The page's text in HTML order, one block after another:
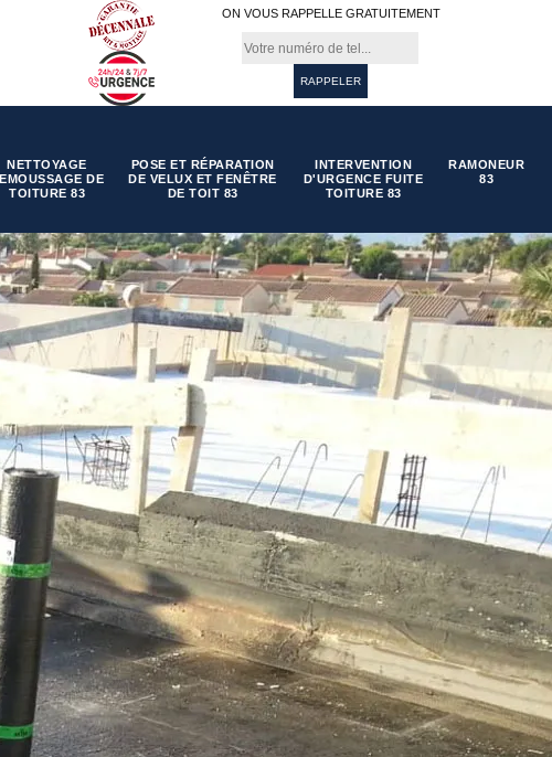
ON VOUS RAPPELLE GRATUITEMENT
NETTOYAGE
DE
TOITURE 83
POSE ET RÉPARATION
DE VELUX ET FENÊTRE
DE TOIT 83
INTERVENTION
D'URGENCE FUITE
TOITURE 83
RAMONEUR
83